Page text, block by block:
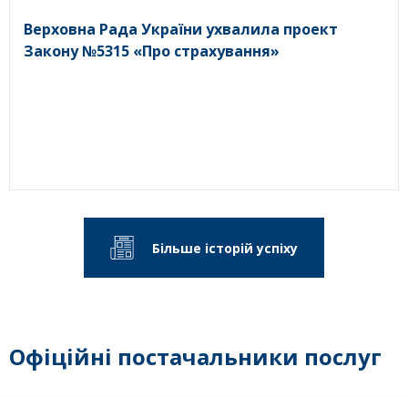
Верховна Рада України ухвалила проект
Закону №5315 «Про страхування»
Більше історій успіху
Офіційні постачальники послуг